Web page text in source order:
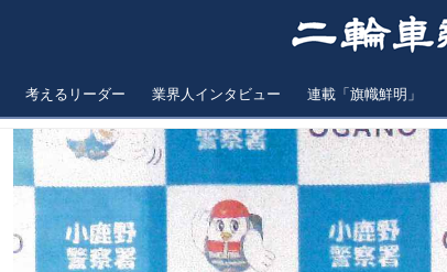
考えるリーダー 業界人インタビュー 連載「旗幟鮮明」